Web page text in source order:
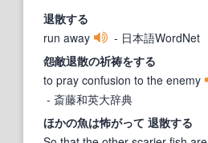
退散する
run away
- 日本語WordNet
怨敵退散の祈祷をする
to pray confusion to the enemy
- 斎藤和英大辞典
ほかの魚は怖がって 退散する